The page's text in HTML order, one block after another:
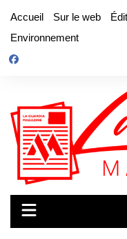
contenu
Accueil Sur le web
Environnement